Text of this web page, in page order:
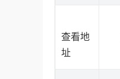
查看地
址